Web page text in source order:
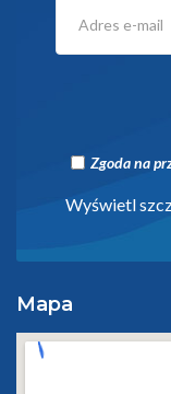
Zgoda na
Wyświetl
Mapa